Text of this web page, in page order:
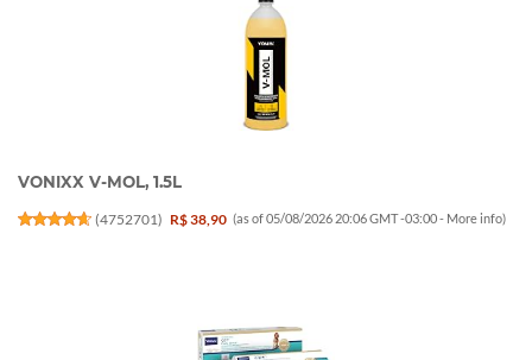
VONIXX V-MOL, 1.5L
(4752701) R$ 38,90 (as of 05/08/2026 20:06 GMT -03:00 - More info)